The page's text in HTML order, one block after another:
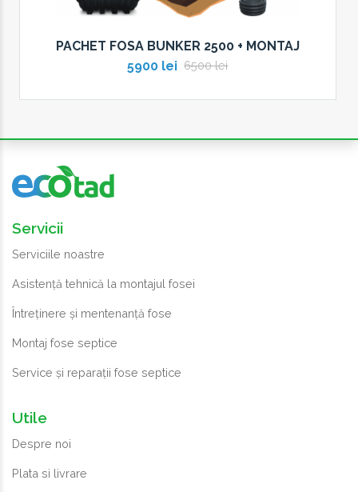
PACHET FOSA BUNKER 2500 + MONTAJ
6500 lei
5900 lei
Servicii
Serviciile noastre
Asistență tehnică la montajul fosei
Întreținere și mentenanță fose
Montaj fose septice
Service și reparații fose septice
Utile
Despre noi
Plata si livrare